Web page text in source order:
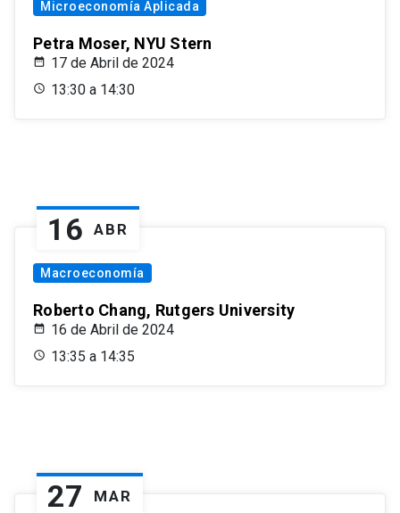
Microeconomía Aplicada
Petra Moser, NYU Stern
17 de Abril de 2024
13:30 a 14:30
16 ABR
Macroeconomía
Roberto Chang, Rutgers University
16 de Abril de 2024
13:35 a 14:35
27 MAR